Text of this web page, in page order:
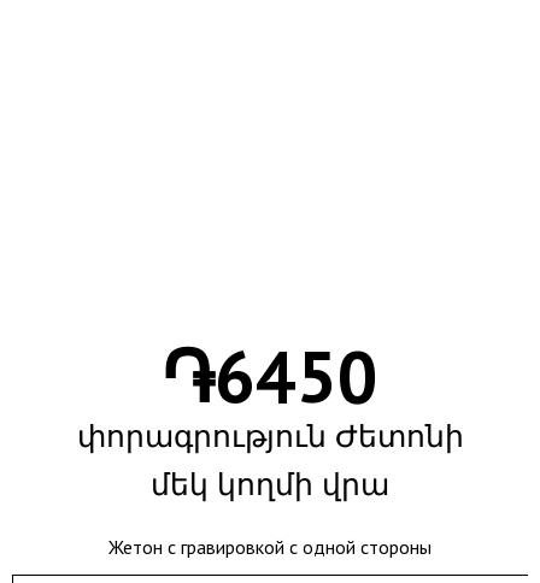
֏6450
փորագրություն Ժետոնի
մեկ կողմի վրա
Жетон с гравировкой с одной стороны